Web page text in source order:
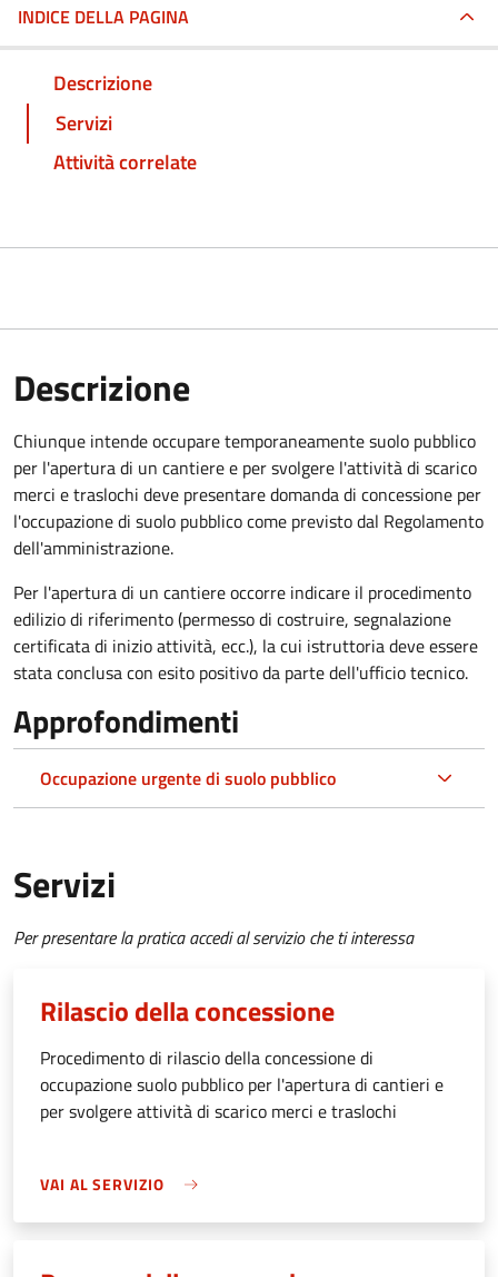
INDICE DELLA PAGINA
Descrizione
Servizi
Attività correlate
Descrizione
Chiunque intende occupare temporaneamente suolo pubblico
per l'apertura di un cantiere e per svolgere l'attività di scarico
merci e traslochi deve presentare domanda di concessione per
l'occupazione di suolo pubblico come previsto dal Regolamento
dell'amministrazione.
Per l'apertura di un cantiere occorre indicare il procedimento
edilizio di riferimento (permesso di costruire, segnalazione
certificata di inizio attività, ecc.), la cui istruttoria deve essere
stata conclusa con esito positivo da parte dell'ufficio tecnico.
Approfondimenti
Occupazione urgente di suolo pubblico
Servizi
Per presentare la pratica accedi al servizio che ti interessa
Rilascio della concessione
Procedimento di rilascio della concessione di
occupazione suolo pubblico per l'apertura di cantieri e
per svolgere attività di scarico merci e traslochi
VAI AL SERVIZIO